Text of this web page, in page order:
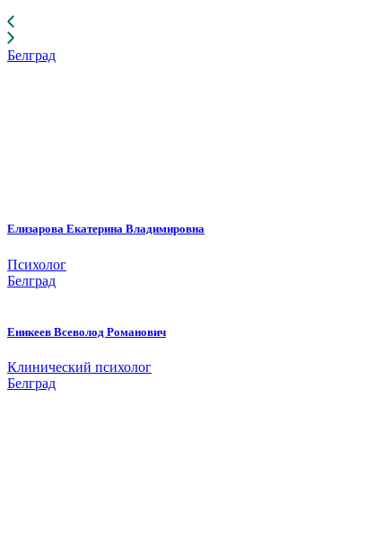
Белград
Елизарова Екатерина Владимировна
Психолог
Белград
Еникеев Всеволод Романович
Клинический психолог
Белград